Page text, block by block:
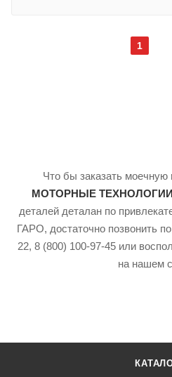
1
Что бы заказать
МОТОРНЫЕ ТЕХНОЛОГИИ
деталей деталан по
ГАРО, достаточно позвонить
22, 8 (800) 100-97-45 или
на нашем